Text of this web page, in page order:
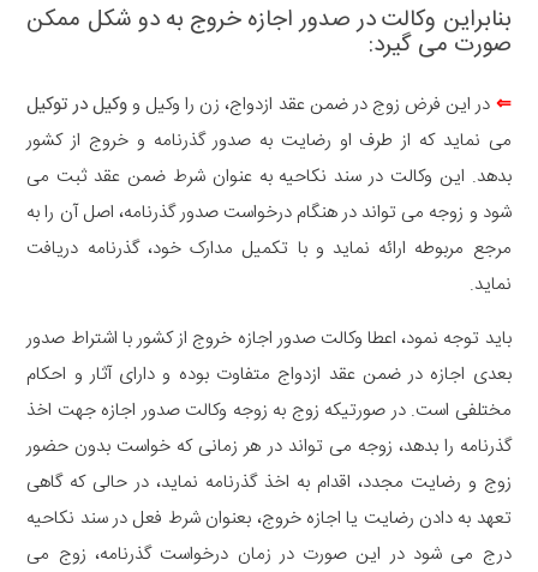
بنابراین وکالت در صدور اجازه خروج به دو شکل ممکن
صورت می گیرد:
⇐ در این فرض زوج در ضمن عقد ازدواج، زن را وکیل ووکیل در توکیل
می نماید که از طرف او رضایت به صدور گذرنامه و خروج از کشور
بدهد. این وکالت در سند نکاحیه به عنوان شرط ضمن عقد ثبت می
شود و زوجه می تواند در هنگام درخواست صدور گذرنامه، اصل آن را به
مرجع مربوطه ارائه نماید و با تکمیل مدارک خود، گذرنامه دریافت
نماید.
باید توجه نمود، اعطا وکالت صدور اجازه خروج از کشور با اشتراط صدور
بعدی اجازه در ضمن عقد ازدواج متفاوت بوده و دارای آثار و احکام
مختلفی است. در صورتیکه زوج به زوجه وکالت صدور اجازه جهت اخذ
گذرنامه را بدهد، زوجه می تواند در هر زمانی که خواست بدون حضور
زوج و رضایت مجدد، اقدام به اخذ گذرنامه نماید، در حالی که گاهی
تعهد به دادن رضایت یا اجازه خروج، بعنوان شرط فعل در سند نکاحیه
درج می شود در این صورت در زمان درخواست گذرنامه، زوج می